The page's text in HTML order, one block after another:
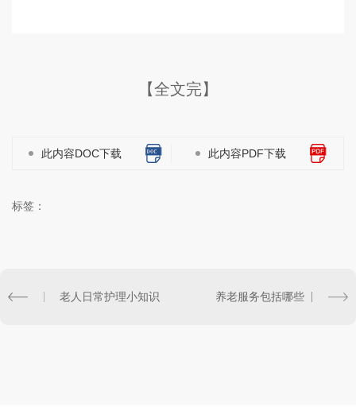
【全文完】
此内容DOC下载 此内容PDF下载
标签：
老人日常护理小知识 养老服务包括哪些